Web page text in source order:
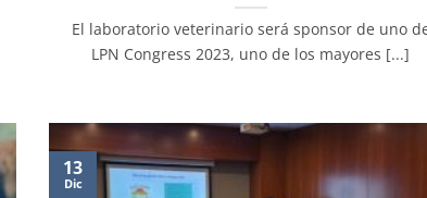
El laboratorio veterinario será sponsor de uno
LPN Congress 2023, uno de los mayores [...]
13
Dic